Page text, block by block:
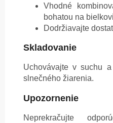
Vhodné
bohatou na
Dodržiavajte
Skladovanie
Uchovávajte v suchu
slnečného žiarenia.
Upozornenie
Neprekračujte